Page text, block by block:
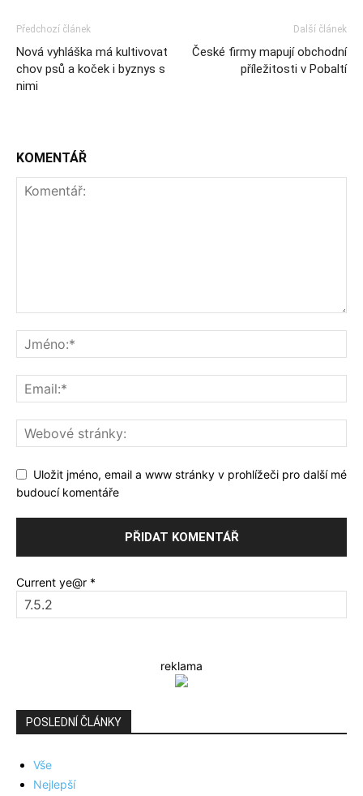
Předchozí článek
Nová vyhláška má kultivovat
chov psů a koček i byznys s
nimi
Další článek
České firmy mapují obchodní
příležitosti v Pobaltí
KOMENTÁŘ
Uložit jméno, email a www stránky v prohlížeči pro další mé
budoucí komentáře
Current ye@r *
reklama
POSLEDNÍ ČLÁNKY
Vše
Nejlepší